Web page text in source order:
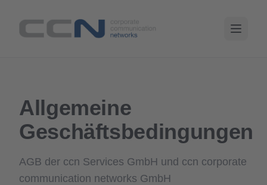
Allgemeine
Geschäftsbedingungen
AGB der ccn Services GmbH und ccn corporate
communication networks GmbH